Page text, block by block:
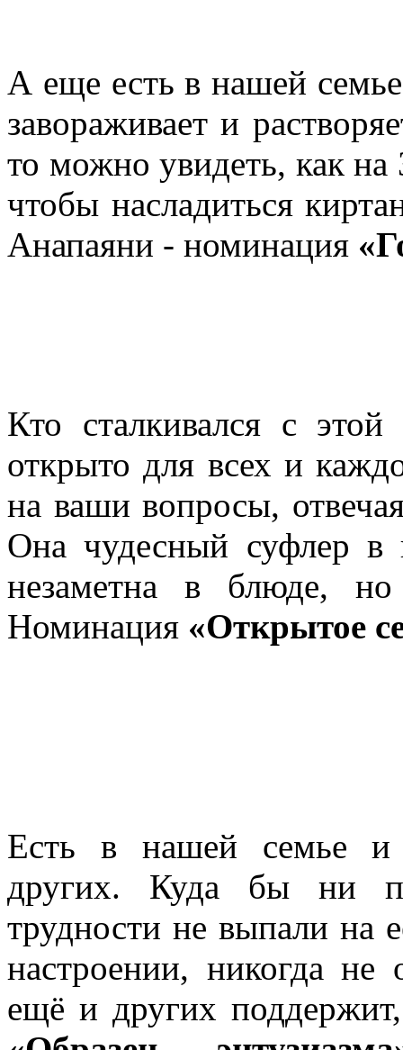
А еще есть в нашей
завораживает и
то можно увидеть, как
чтобы насладиться
Анапаяни - номинация
Кто сталкивался с
открыто для всех и
на ваши вопросы,
Она чудесный суфлер
незаметна в блюде,
Номинация «Открытое
Есть в нашей семье и
других. Куда бы ни
трудности не выпали на
настроении, никогда не
ещё и других